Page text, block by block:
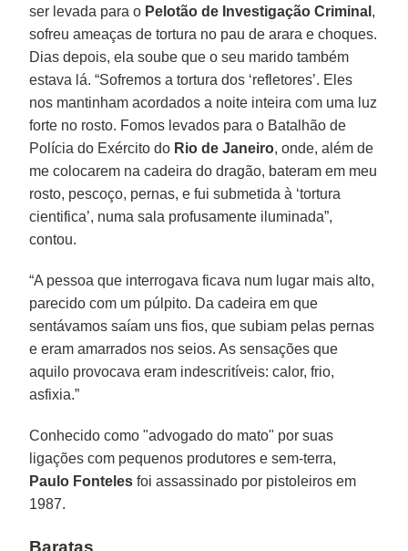
ser levada para o Pelotão de Investigação Criminal ,
sofreu ameaças de tortura no pau de arara e choques.
Dias depois, ela soube que o seu marido também
estava lá. “Sofremos a tortura dos ‘refletores’. Eles
nos mantinham acordados a noite inteira com uma luz
forte no rosto. Fomos levados para o Batalhão de
Polícia do Exército do Rio de Janeiro, onde, além de
me colocarem na cadeira do dragão, bateram em meu
rosto, pescoço, pernas, e fui submetida à ‘tortura
cientifica’, numa sala profusamente iluminada”,
contou.
“A pessoa que interrogava ficava num lugar mais alto,
parecido com um púlpito. Da cadeira em que
sentávamos saíam uns fios, que subiam pelas pernas
e eram amarrados nos seios. As sensações que
aquilo provocava eram indescritíveis: calor, frio,
asfixia.”
Conhecido como "advogado do mato" por suas
ligações com pequenos produtores e sem-terra,
Paulo Fonteles foi assassinado por pistoleiros em
1987.
Baratas